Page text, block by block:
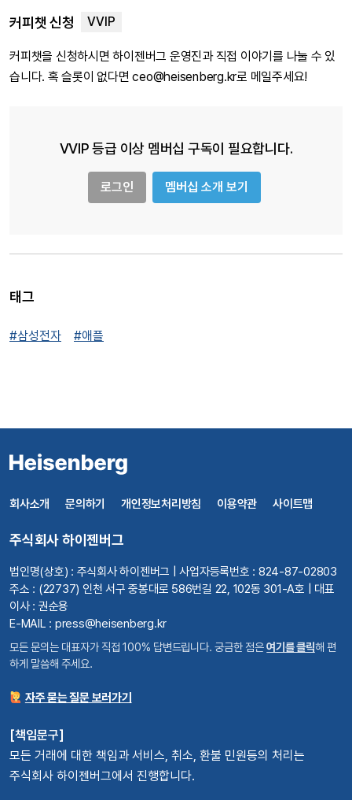
커피챗 신청
커피챗을 신청하시면 하이젠버그 운영진과 직접 이야기를 나눌 수 있
습니다. 혹 슬롯이 없다면 ceo@heisenberg.kr로 메일주세요!
VVIP 등급 이상 멤버십 구독이 필요합니다.
로그인 멤버십 소개 보기
태그
#삼성전자 #애플
회사소개 문의하기 개인정보처리방침 이용약관 사이트맵
주식회사 하이젠버그
법인명(상호) : 주식회사 하이젠버그 | 사업자등록번호 : 824-87-02803
주소 : (22737) 인천 서구 중봉대로 586번길 22, 102동 301-A호 | 대표
이사 : 권순용
E-MAIL : press@heisenberg.kr
모든 문의는 대표자가 직접 100% 답변드립니다. 궁금한 점은여기를 클릭해 편
하게 말씀해 주세요.
자주 묻는 질문 보러가기
[책임문구]
모든 거래에 대한 책임과 서비스, 취소, 환불 민원등의 처리는
주식회사 하이젠버그에서 진행합니다.